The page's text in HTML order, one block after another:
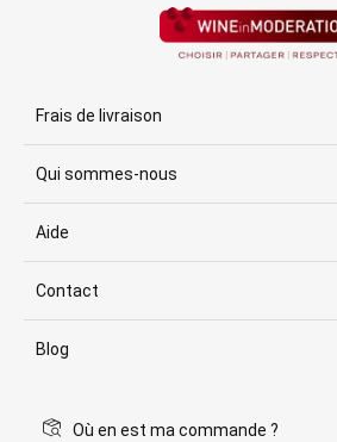
Frais de livraison
Qui sommes-nous
Aide
Contact
Blog
Où en est ma commande ?